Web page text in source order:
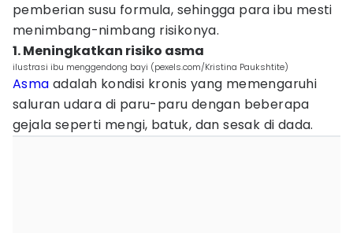
pemberian susu formula, sehingga para ibu mesti
menimbang-nimbang risikonya.
1. Meningkatkan risiko asma
ilustrasi ibu menggendong bayi (pexels.com/Kristina Paukshtite)
Asma adalah kondisi kronis yang memengaruhi
saluran udara di paru-paru dengan beberapa
gejala seperti mengi, batuk, dan sesak di dada.